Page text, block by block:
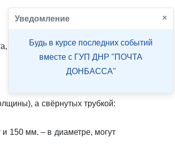
размеры и масса которого
а свёрнутых трубкой:
150 мм. – в диаметре, могут
Уведомление ×
Будь в курсе последних событий
вместе с ГУП ДНР "ПОЧТА
ДОНБАССА"